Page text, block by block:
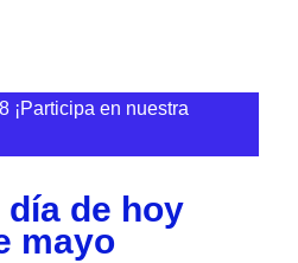
¡Participa en nuestra
de hoy
mayo